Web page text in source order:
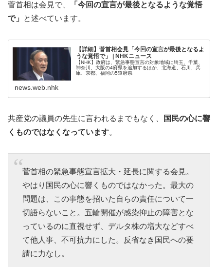
菅首相は会見で、
「今回の宣言が最後となるような覚悟
で」
と述べています。
【詳細】菅首相会見「今回の宣言が最後となるよ
うな覚悟で」 | NHKニュース
【NHK】政府は、緊急事態宣言の対象地域に埼玉、千葉、
神奈川、大阪の4府県を追加するほか、北海道、石川、兵
庫、京都、福岡の5道府県
news.web.nhk
共産党の議員の先生に言われるまでもなく、
国民の心に響
くものではなくなっています。
菅首相の緊急事態宣言拡大・延長に関する会見。
やはり国民の心に響くものではなかった。最大の
問題は、この事態を招いた自らの責任について一
切語らないこと。五輪開催が感染抑止の障害とな
っているのに直視せず、デルタ株の増大などすべ
て他人事、不可抗力にした。反省なき国民への要
請に力なし。